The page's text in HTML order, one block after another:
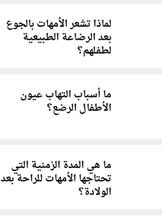
لماذا تشعر الأمهات بالجوع
بعد الرضاعة الطبيعية
لطفلهم؟
ما أسباب التهاب عيون
الأطفال الرضع؟
ما هي المدة الزمنية التي
تحتاجها الأمهات للراحة بعد
الولادة؟